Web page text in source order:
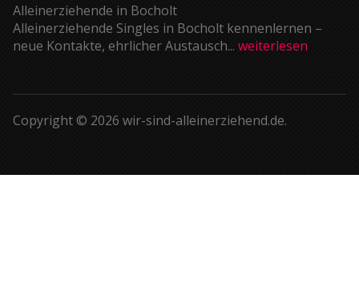
Alleinerziehende in Bocholt
Alleinerziehende Singles in Bocholt kennenlernen –
neue Kontakte, ehrlicher Austausch... weiterlesen
Copyright © 2026 wir-sind-alleinerziehend.de.